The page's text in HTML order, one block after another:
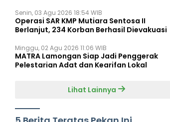
Senin, 03 Agu 2026 18:54 WIB
Operasi SAR KMP Mutiara Sentosa II
Berlanjut, 234 Korban Berhasil Dievakuasi
Minggu, 02 Agu 2026 11:06 WIB
MATRA Lamongan Siap Jadi Penggerak
Pelestarian Adat dan Kearifan Lokal
Lihat Lainnya